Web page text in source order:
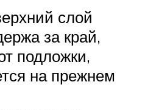
слой
за край,
подложки,
на прежнем